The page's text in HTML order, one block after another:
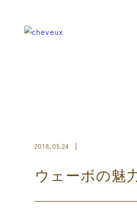
2018.05.24
ウェーボの魅